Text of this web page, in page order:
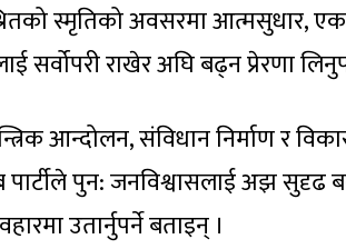
स्मृतिको अवसरमा आत्मसुधार,
सर्वोपरी राखेर अघि बढ्न प्रेरणा
आन्दोलन, संविधान निर्माण र
पुन: जनविश्वासलाई अझ
उतार्नुपर्ने बताइन् ।